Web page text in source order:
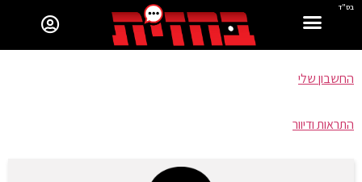
בס"ד
החשבון שלי
התראות ודיוור